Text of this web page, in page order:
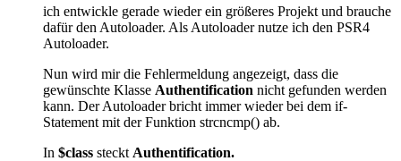
ich entwickle gerade wieder ein größeres Projekt und brauche
dafür den Autoloader. Als Autoloader nutze ich den PSR4
Autoloader.
Nun wird mir die Fehlermeldung angezeigt, dass die
gewünschte Klasse Authentification nicht gefunden werden
kann. Der Autoloader bricht immer wieder bei dem if-
Statement mit der Funktion strcncmp() ab.
In $class steckt Authentification.